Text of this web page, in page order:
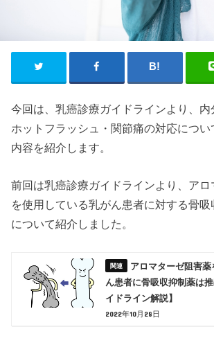
今回は、乳癌診療ガイドラインより、内
ホットフラッシュ・関節痛の対応につい
内容を紹介します。
前回は乳癌診療ガイドラインより、ア
を使用している乳がん患者に対する骨吸
について紹介しました。
アロマターゼ阻害
ん患者に骨吸収抑制薬は
イドライン解説】
2022年10月28日